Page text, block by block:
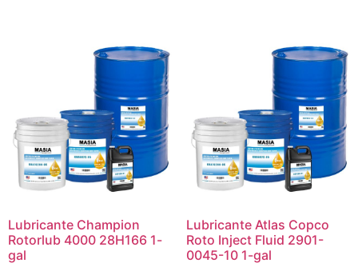
Lubricante Champion
Rotorlub 4000 28H166 1-
gal
Lubricante Atlas Copco
Roto Inject Fluid 2901-
0045-10 1-gal